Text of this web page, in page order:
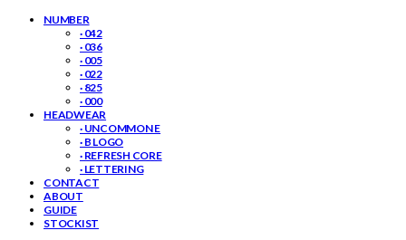
NUMBER
· 042
· 036
· 005
· 022
· 825
· 000
HEADWEAR
· UNCOMMON E
· B LOGO
· REFRESH CORE
· LETTERING
CONTACT
ABOUT
GUIDE
STOCKIST